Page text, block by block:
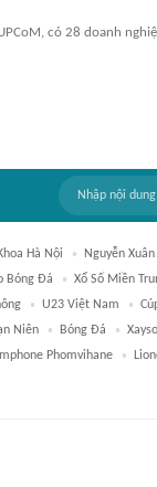
có 28 doanh
Hà Nội Nguyễn Xuân
Bóng Đá Xổ Số Miền
U23 Việt Nam
Niên Bóng Đá
Phomvihane